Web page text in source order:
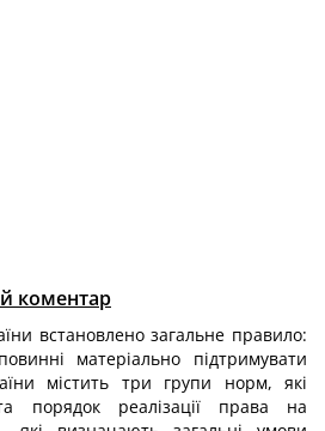
коментар
встановлено загальне правило:
матеріально підтримувати
містить три групи норм, які
порядок реалізації права на